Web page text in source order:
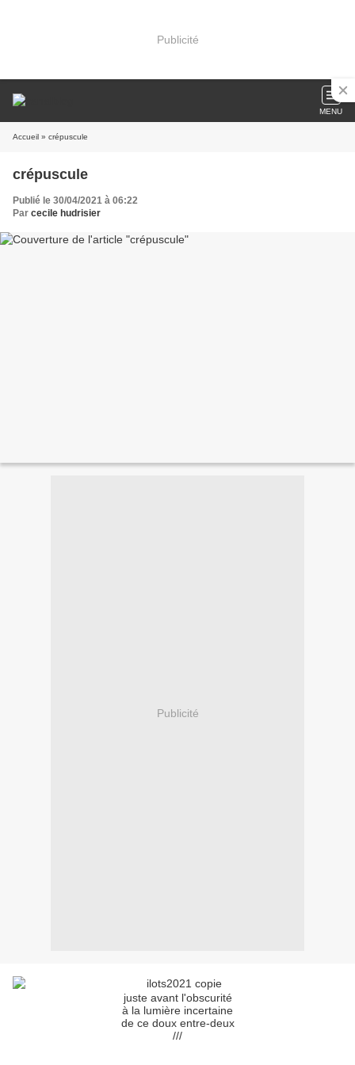
Publicité
MENU
Accueil » crépuscule
crépuscule
Publié le 30/04/2021 à 06:22
Par cecile hudrisier
Publicité
juste avant l'obscurité
à la lumière incertaine
de ce doux entre-deux
///